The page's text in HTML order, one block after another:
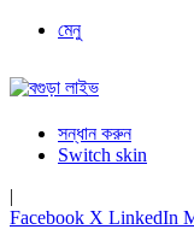
মেনু
সন্ধান করুন
Switch skin
|
Facebook X LinkedIn